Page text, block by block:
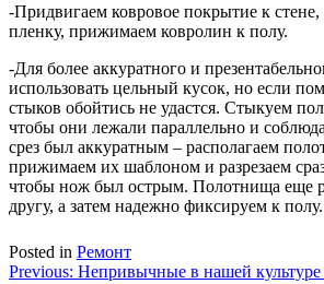
-Придвигаем ковровое покрытие к
пленку, прижимаем ковролин к полу.
-Для более аккуратного и
использовать цельный кусок, но если
стыков обойтись не удастся. Стыкуем
чтобы они лежали параллельно и
срез был аккуратным – располагаем
прижимаем их шаблоном и разрезаем
чтобы нож был острым. Полотнища еще
другу, а затем надежно фиксируем к полу.
Posted in Ремонт
Навигация
Previous: Непривычные в нашей